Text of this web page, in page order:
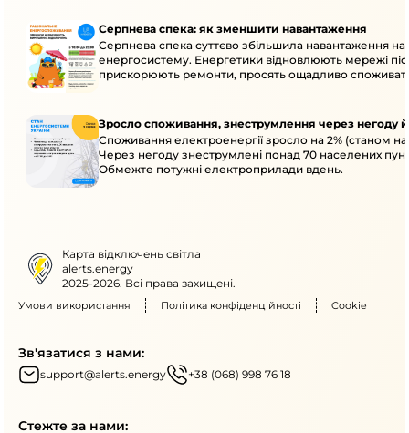
Серпнева спека: як зменшити навантаження
Серпнева спека суттєво збільшила навантаження на
енергосистему. Енергетики відновлюють мережі
прискорюють ремонти, просять ощадливо
Зросло споживання, знеструмлення через негоду
Споживання електроенергії зросло на 2% (станом на
Через негоду знеструмлені понад 70 населених
Обмежте потужні електроприлади вдень.
Карта відключень світла
alerts.energy
2025-2026. Всі права захищені.
Умови використання Політика конфіденційності Cookie
Зв'язатися з нами:
support@alerts.energy +38 (068) 998 76 18
Стежте за нами: